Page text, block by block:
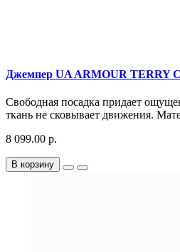
Джемпер UA ARMOUR TERRY
Свободная посадка придает
ткань не сковывает движения.
8 099.00 р.
В корзину